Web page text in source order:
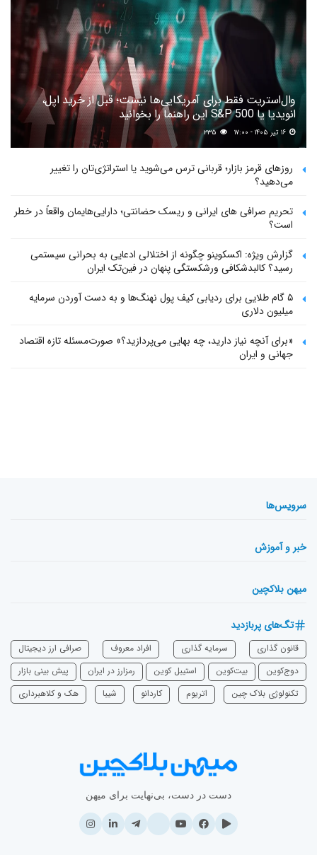
وال‌استریت فقط برای آمریکایی‌ها نیست؛ قبل از خرید اپل،
انویدیا یا S&P 500 این راهنما را بخوانید
۲۳۵
روزهای قرمز بازار؛ قربانی ترس می‌شوید یا استراتژی‌تان را تغییر
می‌دهید؟
تحریم صرافی های ایرانی و ریسک حضانتی؛ دارایی‌هایمان واقعاً در خطر
است؟
گزارش ویژه: اکسکوینو چگونه از اختلالی ادعایی به بحرانی سیستمی
رسید؟ کالبدشکافی ورشکستگی پنهان در فین‌تک ایران
۵ گام طلایی برای ردیابی کیف پول‌ نهنگ‌ها و به دست آوردن سرمایه
میلیون دلاری
«برای آنچه نیاز دارید، چه بهایی می‌پردازید؟» صورت‌مسئله تازه اقتصاد
جهانی و ایران
سرویس‌ها
خبر و آموزش
میهن بلاکچین
تگ‌های پربازدید
قانون گذاری سرمایه‌ گذاری افراد معروف
صرافی ارز دیجیتال
دوج‌کوین
بیت‌کوین استیبل کوین رمزارز در ایران
پیش بینی بازار
تکنولوژی بلاک چین
اتریوم ‌کاردانو شیبا هک و کلاهبرداری
دست در دست، بی‌نهایت برای میهن